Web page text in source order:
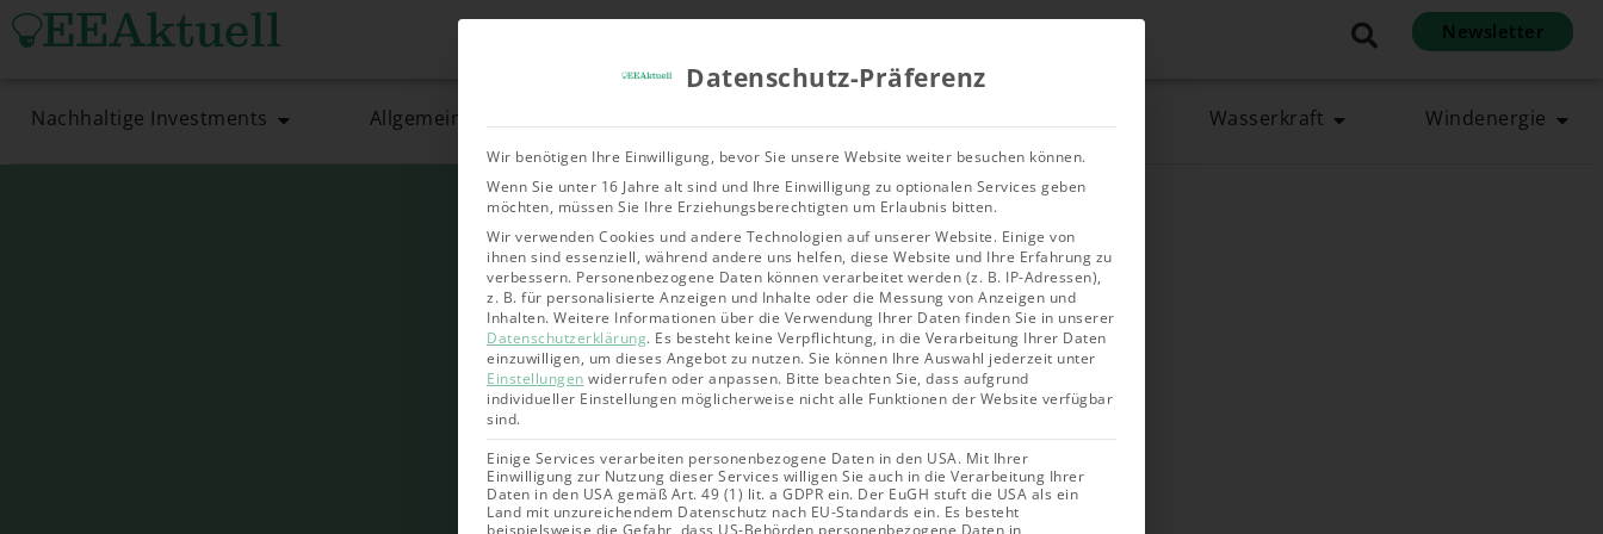
Newsletter
Nachhaltige Investments Allgemein Wasserkraft Windenergie
Datenschutz-Präferenz
Wir benötigen Ihre Einwilligung, bevor Sie unsere Website weiter besuchen können.
Wenn Sie unter 16 Jahre alt sind und Ihre Einwilligung zu optionalen Services geben
möchten, müssen Sie Ihre Erziehungsberechtigten um Erlaubnis bitten.
Wir verwenden Cookies und andere Technologien auf unserer Website. Einige von
ihnen sind essenziell, während andere uns helfen, diese Website und Ihre Erfahrung zu
verbessern. Personenbezogene Daten können verarbeitet werden (z. B. IP-Adressen),
z. B. für personalisierte Anzeigen und Inhalte oder die Messung von Anzeigen und
Inhalten. Weitere Informationen über die Verwendung Ihrer Daten finden Sie in unserer
Datenschutzerklärung. Es besteht keine Verpflichtung, in die Verarbeitung Ihrer Daten
einzuwilligen, um dieses Angebot zu nutzen. Sie können Ihre Auswahl jederzeit unter
Einstellungen widerrufen oder anpassen. Bitte beachten Sie, dass aufgrund
individueller Einstellungen möglicherweise nicht alle Funktionen der Website verfügbar
sind.
Einige Services verarbeiten personenbezogene Daten in den USA. Mit Ihrer
Einwilligung zur Nutzung dieser Services willigen Sie auch in die Verarbeitung Ihrer
Daten in den USA gemäß Art. 49 (1) lit. a GDPR ein. Der EuGH stuft die USA als ein
Land mit unzureichendem Datenschutz nach EU-Standards ein. Es besteht
beispielsweise die Gefahr, dass US-Behörden personenbezogene Daten in